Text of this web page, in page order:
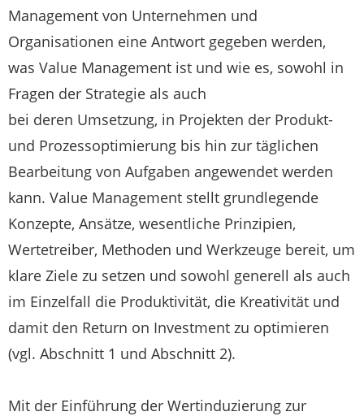
Management von Unternehmen und
Organisationen eine Antwort gegeben werden,
was Value Management ist und wie es, sowohl in
Fragen der Strategie als auch
bei deren Umsetzung, in Projekten der Produkt-
und Prozessoptimierung bis hin zur täglichen
Bearbeitung von Aufgaben angewendet werden
kann. Value Management stellt grundlegende
Konzepte, Ansätze, wesentliche Prinzipien,
Wertetreiber, Methoden und Werkzeuge bereit, um
klare Ziele zu setzen und sowohl generell als auch
im Einzelfall die Produktivität, die Kreativität und
damit den Return on Investment zu optimieren
(vgl. Abschnitt 1 und Abschnitt 2).
Mit der Einführung der Wertinduzierung zur